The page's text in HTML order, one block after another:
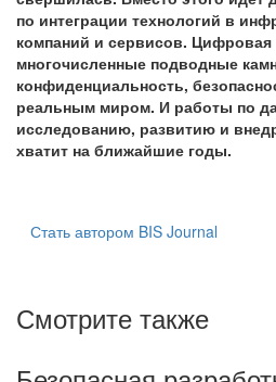
по интеграции технологий в
компаний и сервисов. Цифровая
многочисленные подводные
конфиденциальность,
реальным миром. И работы по
исследованию, развитию и
хватит на ближайшие годы.
Стать автором BIS Journal
Смотрите также